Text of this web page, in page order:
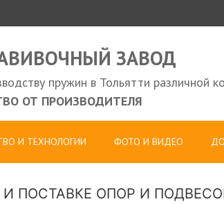
ЗАВОД
пружин в Тольятти различной
ОТ ПРОИЗВОДИТЕЛЯ
И ТЕХНОЛОГИИ ФОТО И ВИДЕО
ПОСТАВКЕ ОПОР И